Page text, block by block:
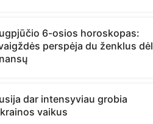
6-osios horoskopas:
perspėja du ženklus dėl
dar intensyviau grobia
vaikus